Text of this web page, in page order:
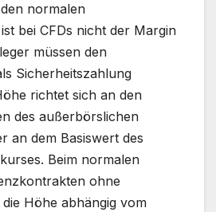
normalen
bei CFDs nicht der Margin
müssen den
Sicherheitszahlung
richtet sich an den
des außerbörslichen
an dem Basiswert des
Beim normalen
ohne
Höhe abhängig vom